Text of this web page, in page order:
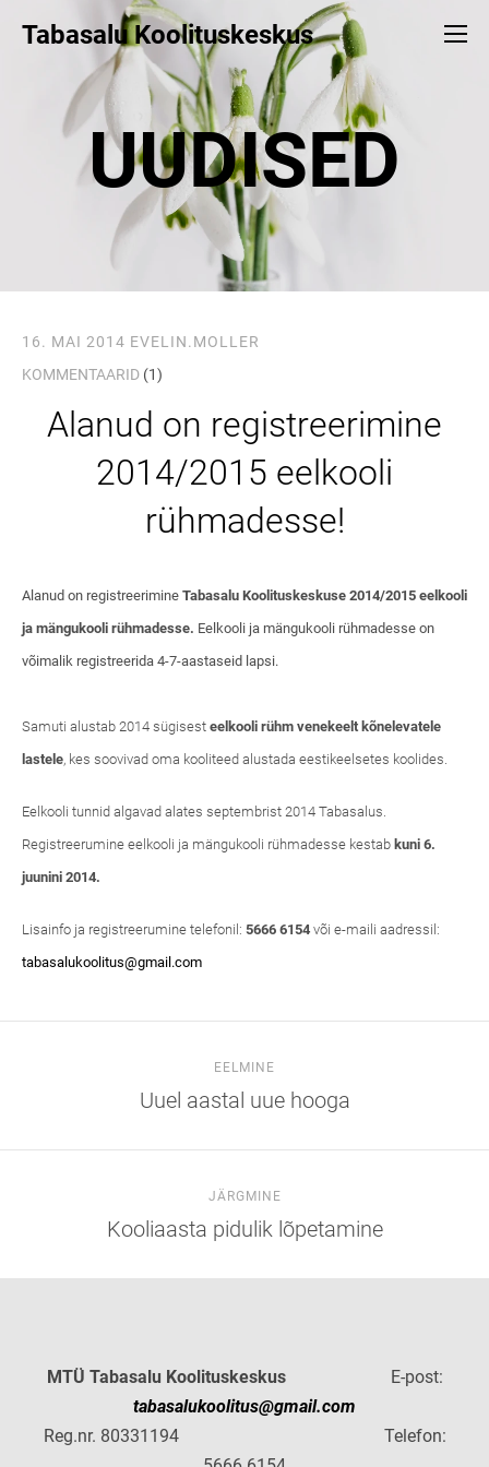
Tabasalu Koolituskeskus
UUDISED
16. MAI 2014 EVELIN.MOLLER
KOMMENTAARID (1)
Alanud on registreerimine
2014/2015 eelkooli
rühmadesse!
Alanud on registreerimine Tabasalu Koolituskeskuse 2014/2015 eelkooli
ja mängukooli rühmadesse. Eelkooli ja mängukooli rühmadesse on
võimalik registreerida 4-7-aastaseid lapsi.
Samuti alustab 2014 sügisest eelkooli rühm venekeelt kõnelevatele
lastele, kes soovivad oma kooliteed alustada eestikeelsetes koolides.
Eelkooli tunnid algavad alates septembrist 2014 Tabasalus.
Registreerumine eelkooli ja mängukooli rühmadesse kestab kuni 6.
juunini 2014.
Lisainfo ja registreerumine telefonil: 5666 6154 või e-maili aadressil:
tabasalukoolitus@gmail.com
EELMINE
Uuel aastal uue hooga
JÄRGMINE
Kooliaasta pidulik lõpetamine
MTÜ Tabasalu Koolituskeskus
E-post:
tabasalukoolitus@gmail.com
Reg.nr. 80331194 Telefon: